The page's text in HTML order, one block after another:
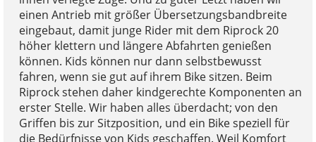
einen Antrieb mit größer Übersetzungsbandbreite
eingebaut, damit junge Rider mit dem Riprock 20
höher klettern und längere Abfahrten genießen
können. Kids können nur dann selbstbewusst
fahren, wenn sie gut auf ihrem Bike sitzen. Beim
Riprock stehen daher kindgerechte Komponenten an
erster Stelle. Wir haben alles überdacht; von den
Griffen bis zur Sitzposition, und ein Bike speziell für
die Bedürfnisse von Kids geschaffen. Weil Komfort